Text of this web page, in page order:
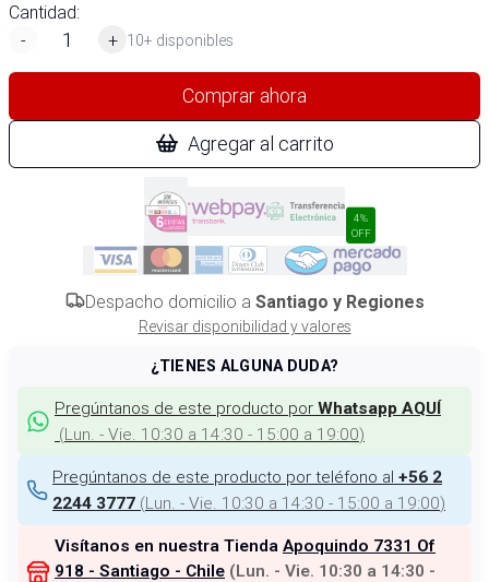
Cantidad:
-
+ 10+ disponibles
Comprar ahora
Agregar al carrito
4%
OFF
Despacho domicilio a Santiago y Regiones
Revisar disponibilidad y valores
¿TIENES ALGUNA DUDA?
Pregúntanos de este producto por Whatsapp AQUÍ
(Lun. - Vie. 10:30 a 14:30 - 15:00 a 19:00)
Pregúntanos de este producto por teléfono al +56 2
2244 3777 (Lun. - Vie. 10:30 a 14:30 - 15:00 a 19:00)
Visítanos en nuestra Tienda Apoquindo 7331 Of
918 - Santiago - Chile (Lun. - Vie. 10:30 a 14:30 -